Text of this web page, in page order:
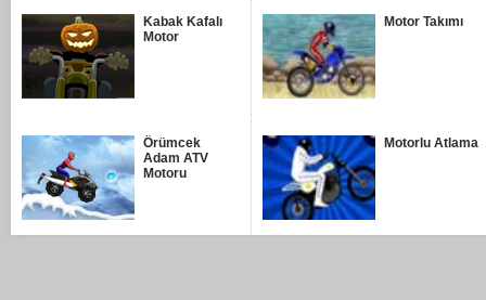
Kabak Kafalı
Motor
Motor Takımı
Örümcek
Adam ATV
Motoru
Motorlu Atlama